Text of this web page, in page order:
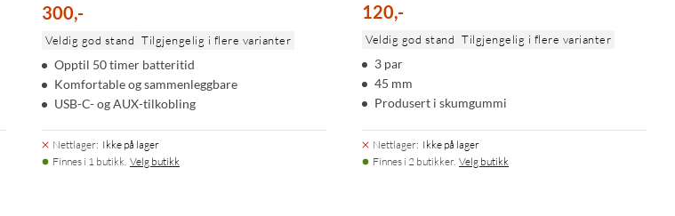
300,-
Veldig god stand Tilgjengelig i flere varianter
Opptil 50 timer batteritid
Komfortable og sammenleggbare
USB-C- og AUX-tilkobling
Nettlager: Ikke på lager
Finnes i 1 butikk. Velg butikk
120,-
Veldig god stand Tilgjengelig i flere varianter
3 par
45 mm
Produsert i skumgummi
Nettlager: Ikke på lager
Finnes i 2 butikker. Velg butikk